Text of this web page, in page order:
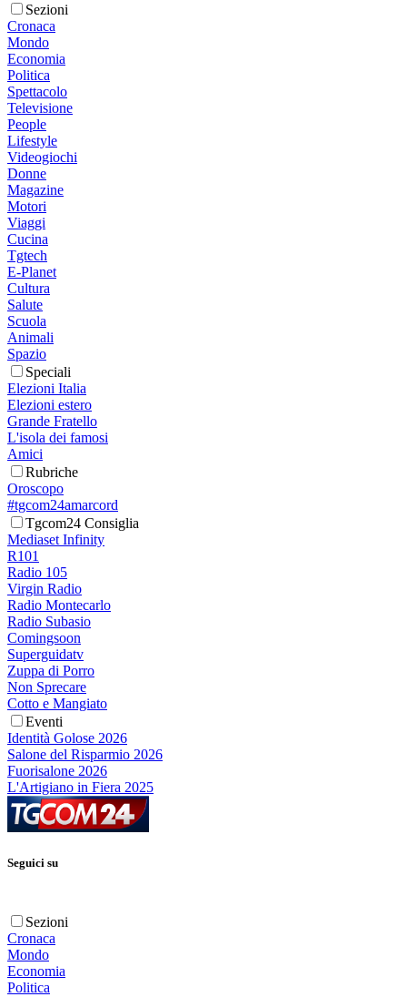
Sezioni
Cronaca
Mondo
Economia
Politica
Spettacolo
Televisione
People
Lifestyle
Videogiochi
Donne
Magazine
Motori
Viaggi
Cucina
Tgtech
E-Planet
Cultura
Salute
Scuola
Animali
Spazio
Speciali
Elezioni Italia
Elezioni estero
Grande Fratello
L'isola dei famosi
Amici
Rubriche
Oroscopo
#tgcom24amarcord
Tgcom24 Consiglia
Mediaset Infinity
R101
Radio 105
Virgin Radio
Radio Montecarlo
Radio Subasio
Comingsoon
Superguidatv
Zuppa di Porro
Non Sprecare
Cotto e Mangiato
Eventi
Identità Golose 2026
Salone del Risparmio 2026
Fuorisalone 2026
L'Artigiano in Fiera 2025
Seguici su
Sezioni
Cronaca
Mondo
Economia
Politica